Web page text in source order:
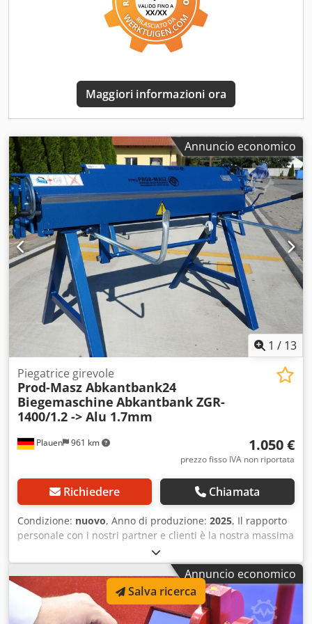
Avete bisogno di un'attrezzatura robusta? Avete esigenze
specifiche? Scriveteci‼️ Realizziamo tutto in modo
professionale e garantendo la massima affidabilità. Prod
Masz è sinonimo di affidabilità. Piegatrice a segmenti tripla
massima: 1250 mm - Angolo di piegatura massimo: 160
gradi - Spessore del bordo di piegatura: 15 mm - Spessore
100 mm - Tre bordi sono dotati di segmenti
(segmentazione completa) - Scala graduata - Apertura: 55
mm Lunghezza totale: 1,6 m Altezza: 45 cm Prezzo: 3200
euro Tempi di consegna: ogni settimana Pagamento in
contanti alla consegna Costi di spedizione: 180 euro in
tutta la Germania Attendiamo con interesse il vostro
contatto! Le fatture verranno emesse con aliquota 0% in
caso di cessione intracomunitaria o con l'aggiunta del 19%
di IVA.
Maggiori informazioni ora
Annuncio economico
1 / 13
Plauen 961 km
Piegatrice girevole
Prod-Masz Abkantbank24
Biegemaschine Abkantbank ZGR-
1400/1.2 -> Alu 1.7mm
1.050 €
prezzo fisso IVA non riportata
Richiedere Chiamata
Condizione: nuovo, Anno di produzione: 2025, Il rapporto
personale con i nostri partner e clienti è la nostra massima
priorità. Solo attraverso una collaborazione intensa, fin
dalla fase di pianificazione, è possibile raggiungere gli
obiettivi desiderati. Pressa piegatrice 1400/1.2 Crsdpecpn
E Aefx Aflsf Dati tecnici: lunghezza massima di lavoro: 1400
mm adatta per lamiere di acciaio fino a 1,2 mm peso
Annuncio economico
Salva ricerca